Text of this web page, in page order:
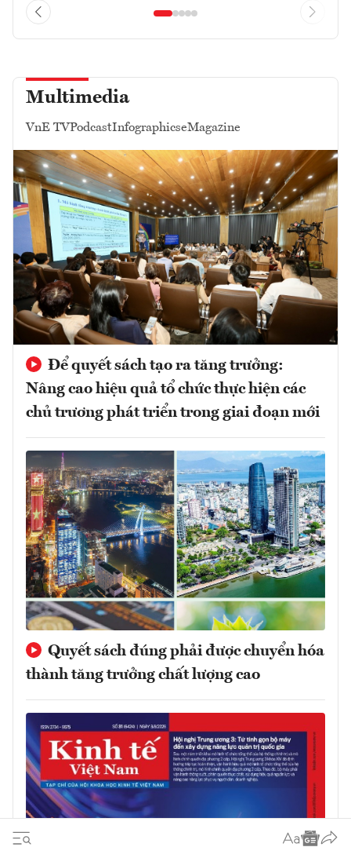
Multimedia
VnE TVPodcastInfographicseMagazine
Để quyết sách tạo ra tăng trưởng:
Nâng cao hiệu quả tổ chức thực hiện các
chủ trương phát triển trong giai đoạn mới
Quyết sách đúng phải được chuyển hóa
thành tăng trưởng chất lượng cao